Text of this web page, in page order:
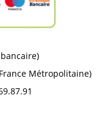
Métropolitaine)